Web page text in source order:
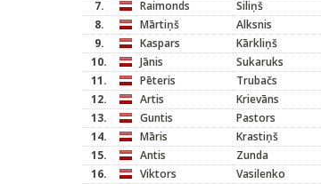
7.
Raimonds Siliņš
8.
Mārtiņš Alksnis
9.
Kaspars Kārkliņš
10.
Jānis Sukaruks
11.
Pēteris Trubačs
12.
Artis Krievāns
13.
Guntis Pastors
14.
Māris Krastiņš
15.
Antis Zunda
16.
Viktors Vasilenko